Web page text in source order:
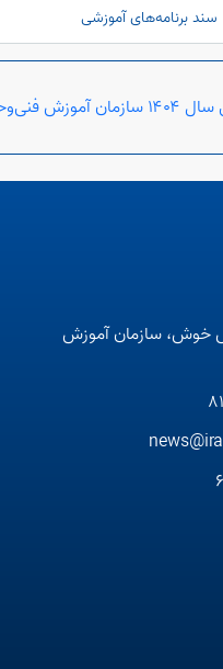
سند برنامه‌های آموزشی
کشور
خوش، سازمان آموزش